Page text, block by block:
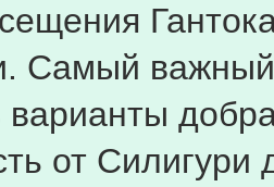
Самый
варианты
от Силигури